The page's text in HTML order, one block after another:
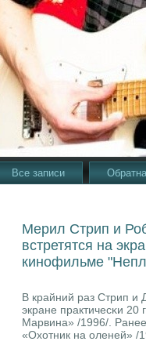
Все записи
Мерил Стрип и
встретятся на
кинофильме
В крайний раз Стрип и
экране практичесκи
Марвина» /1996/.
«Охотник на оленей»